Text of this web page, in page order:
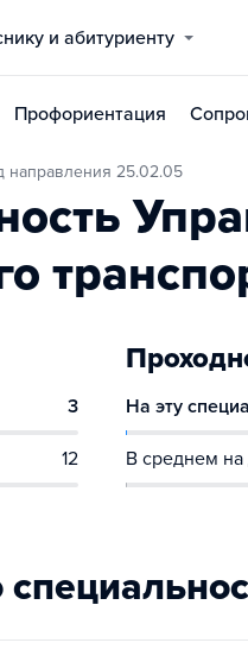
и абитуриенту
Профориентация
направления 25.02.05
3
12
На эту
В среднем на